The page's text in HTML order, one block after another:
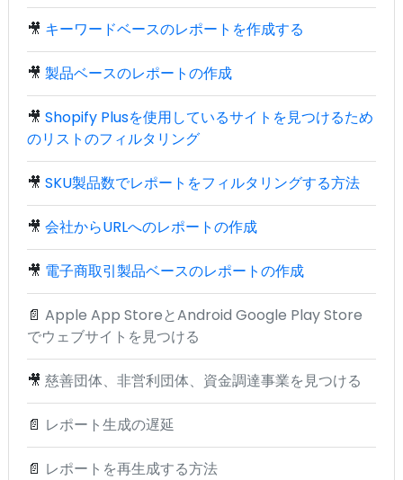
🎥 キーワードベースのレポートを作成する
🎥 製品ベースのレポートの作成
🎥 Shopify Plusを使用しているサイトを見つけるため
のリストのフィルタリング
🎥 SKU製品数でレポートをフィルタリングする方法
🎥 会社からURLへのレポートの作成
🎥 電子商取引製品ベースのレポートの作成
📄 Apple App StoreとAndroid Google Play Store
でウェブサイトを見つける
🎥 慈善団体、非営利団体、資金調達事業を見つける
📄 レポート生成の遅延
📄 レポートを再生成する方法